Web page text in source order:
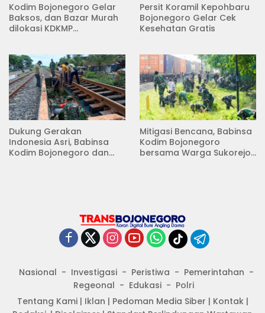
Kodim Bojonegoro Gelar
Baksos, dan Bazar Murah
dilokasi KDKMP
Persit Koramil Kepohbaru
Bojonegoro Gelar Cek
Kesehatan Gratis
Dukung Gerakan
Indonesia Asri, Babinsa
Kodim Bojonegoro dan
Mitigasi Bencana, Babinsa
Kodim Bojonegoro
bersama Warga Sukorejo
Nasional Investigasi Peristiwa
Pemerintahan
Regeonal
Edukasi
Polri
Tentang Kami| Iklan | Pedoman Media Siber | Kontak|